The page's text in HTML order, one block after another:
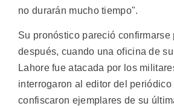
no durarán mucho tiempo".
Su pronóstico pareció confirmarse
después, cuando una oficina de
Lahore fue atacada por los
interrogaron al editor del periódico
confiscaron ejemplares de su